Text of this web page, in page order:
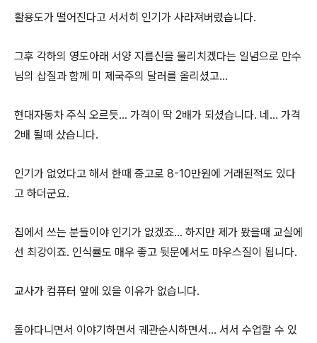
활용도가 떨어진다고 서서히 인기가 사라져버렸습니다.
그후 각하의 영도아래 서양 지름신을 물리치겠다는 일념으로 만수
님의 삽질과 함께 미 제국주의 달러를 올리셨고...
현대자동차 주식 오르듯... 가격이 딱 2배가 되셨습니다. 네... 가격
2배 될때 샀습니다.
인기가 없었다고 해서 한때 중고로 8-10만원에 거래된적도 있다
고 하더군요.
집에서 쓰는 분들이야 인기가 없겠죠... 하지만 제가 봤을때 교실에
선 최강이죠. 인식률도 매우 좋고 뒷문에서도 마우스질이 됩니다.
교사가 컴퓨터 앞에 있을 이유가 없습니다.
돌아다니면서 이야기하면서 궤관순시하면서... 서서 수업할 수 있